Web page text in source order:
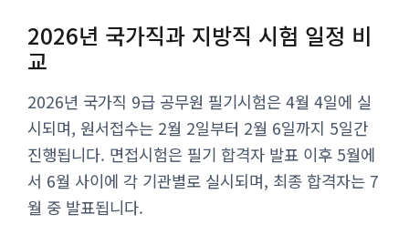
2026년 국가직과 지방직 시험 일정 비
교
2026년 국가직 9급 공무원 필기시험은 4월 4일에 실
시되며, 원서접수는 2월 2일부터 2월 6일까지 5일간
진행됩니다. 면접시험은 필기 합격자 발표 이후 5월에
서 6월 사이에 각 기관별로 실시되며, 최종 합격자는 7
월 중 발표됩니다.